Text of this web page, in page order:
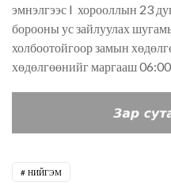
эмнэлгээс I хорооллын 23
борооны ус зайлуулах
холбоотойгоор замын
хөдөлгөөнийг маргааш 06:00
НИЙГЭМ